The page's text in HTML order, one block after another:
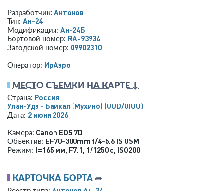
Разработчик: Антонов
Тип: Ан-24
Модификация: Ан-24Б
Бортовой номер: RA-93934
Заводской номер: 09902310
Оператор: ИрАэро
МЕСТО СЪЕМКИ НА КАРТЕ ↓
Страна: Россия
Улан-Удэ - Байкал (Мухино) (UUD/UIUU)
Дата: 2 июня 2026
Камера: Canon EOS 7D
Объектив: EF70-300mm f/4-5.6 IS USM
Режим: f=165 мм, F7.1, 1/1250 с, ISO200
КАРТОЧКА БОРТА ➦